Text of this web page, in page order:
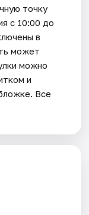
точку
с 10:00 до
в
может
можно
и
Все